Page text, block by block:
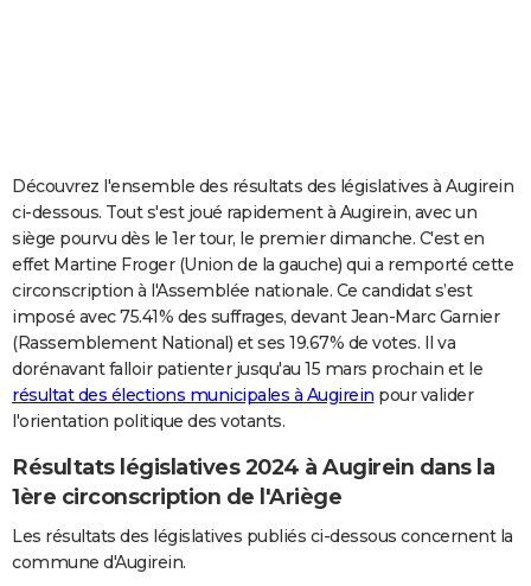
Carte de Noël
Carte Bonne année
Carte Saint-Valentin
Carte Pâques
Carte d'anniversaire
DICTIONNAIRE
Dictionnaire
Biographies
Citations
Expressions
Proverbes
PROGRAMME TV
COPAINS D'AVANT
S'inscrire
Se connecter
Lycées
Collèges
Primaires
Universités
Entreprises
Service militaire
Avis de recherche
AVIS DE DÉCÈS
FORUM
Bricolage
Lifestyle
Culture
Sport
Auto
Television
Voyage
Cinema
Découvrez l'ensemble des résultats des législatives à Augirein
ci-dessous. Tout s'est joué rapidement à Augirein, avec un
siège pourvu dès le 1er tour, le premier dimanche. C'est en
effet Martine Froger (Union de la gauche) qui a remporté cette
circonscription à l'Assemblée nationale. Ce candidat s’est
imposé avec 75.41% des suffrages, devant Jean-Marc Garnier
(Rassemblement National) et ses 19.67% de votes. Il va
dorénavant falloir patienter jusqu'au 15 mars prochain et le
résultat des élections municipales à Augirein pour valider
l'orientation politique des votants.
Résultats législatives 2024 à Augirein dans la
1ère circonscription de l'Ariège
Les résultats des législatives publiés ci-dessous concernent la
commune d'Augirein.